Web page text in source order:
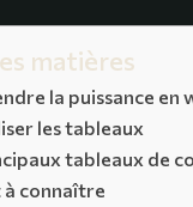
matières
la puissance en
les tableaux
tableaux de
connaître